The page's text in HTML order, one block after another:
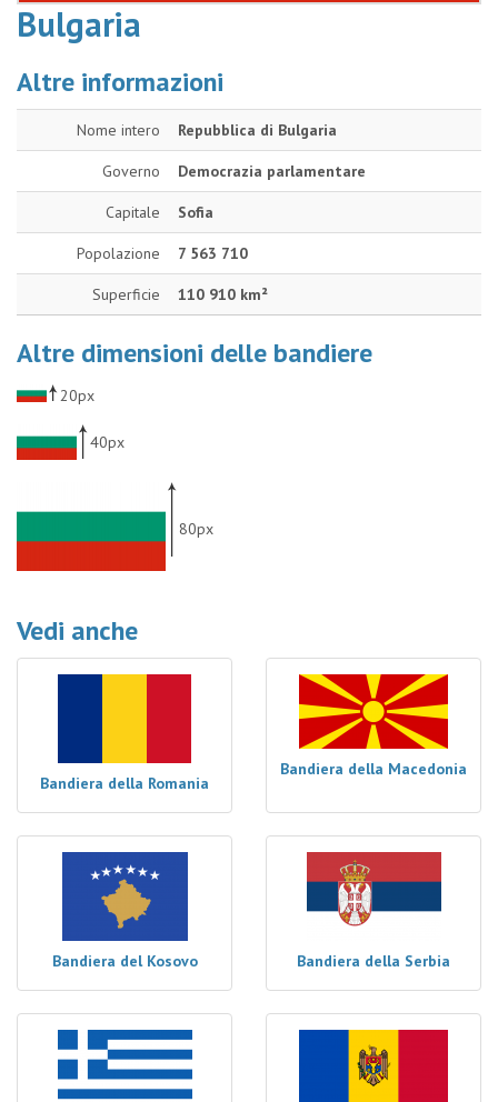
Bulgaria
Altre informazioni
Nome intero Repubblica di Bulgaria
Governo Democrazia parlamentare
Capitale Sofia
Popolazione 7 563 710
Superficie 110 910 km²
Altre dimensioni delle bandiere
20px
40px
80px
Vedi anche
Bandiera della Romania
Bandiera della Macedonia
Bandiera del Kosovo Bandiera della Serbia